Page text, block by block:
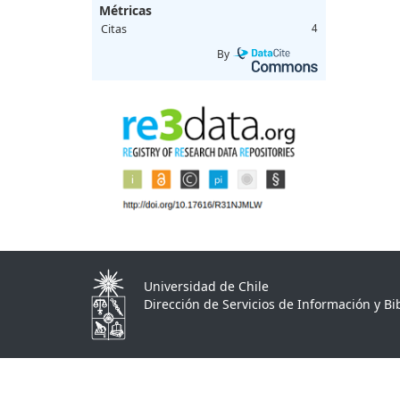
Métricas
Citas 4
By
Universidad de Chile
Dirección de Servicios de Información y